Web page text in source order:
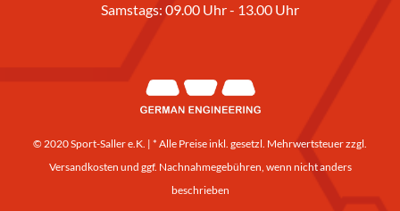
Samstags: 09.00 Uhr - 13.00 Uhr
© 2020 Sport-Saller e.K. | * Alle Preise inkl. gesetzl. Mehrwertsteuer zzgl.
Versandkosten und ggf. Nachnahmegebühren, wenn nicht anders
beschrieben